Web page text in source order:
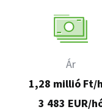
Ár
1,28 millió Ft/
3 483 EUR/